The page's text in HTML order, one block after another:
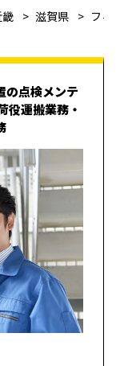
畿 滋賀県 フィ
の点検メンテ
役運搬業務・